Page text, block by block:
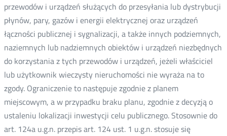
przewodów i urządzeń służących do przesyłania lub dystrybucji
płynów, pary, gazów i energii elektrycznej oraz urządzeń
łączności publicznej i sygnalizacji, a także innych podziemnych,
naziemnych lub nadziemnych obiektów i urządzeń niezbędnych
do korzystania z tych przewodów i urządzeń, jeżeli właściciel
lub użytkownik wieczysty nieruchomości nie wyraża na to
zgody. Ograniczenie to następuje zgodnie z planem
miejscowym, a w przypadku braku planu, zgodnie z decyzją o
ustaleniu lokalizacji inwestycji celu publicznego. Stosownie do
art. 124a u.g.n. przepis art. 124 ust. 1 u.g.n. stosuje się